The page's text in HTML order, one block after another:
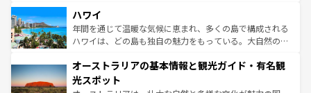
着のスイス情報は
のような巨大都市は、観光、ショッピング、エンターテイ
ンメントが詰まった刺激的なスポットだ。一方、アメリカ
西部には大自然が広がり、グランドキャニオンやイエロー
部のニューオーリンズでは、音楽と美食が融合した独特の
文化が魅力。旅行者はアメリカの各地域で異なる魅力を楽
しみながら、その多様性と豊かな歴史を感じることができ
ハワイ
年間を通じて温暖な気候に恵まれ、多くの島で構成される
ハワイは、どの島も独自の魅力をもっている。大自然の神
ワイ島は見逃せない。また、定番の観光地といえばオアフ
島だが、静かな自然を求めるならマウイ島やカウアイ島が
おすすめ。エメラルドグリーンに輝く海をはじめ、豊かな
オーストラリアの基本情報と観光ガイド・有名観
光スポット